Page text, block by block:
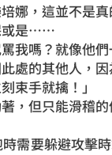
娜，這並不是
或是……
我嗎？就像他們
處的其他人，
束手就擒！」
，但只能滑稽
需要躲避攻擊